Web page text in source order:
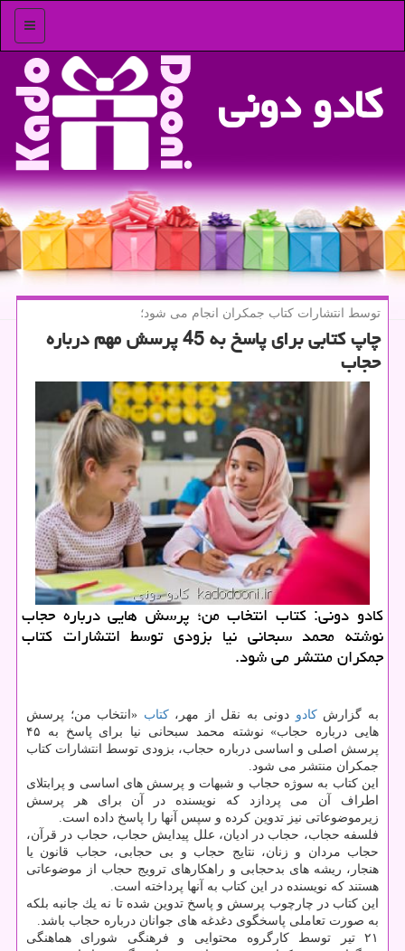
منو
كادو دونی
توسط انتشارات كتاب جمكران انجام می شود؛
چاپ كتابی برای پاسخ به 45 پرسش مهم درباره
حجاب
كادو دونی: كتاب انتخاب من؛ پرسش هایی درباره حجاب
نوشته محمد سبحانی نیا بزودی توسط انتشارات كتاب
جمكران منتشر می شود.
به گزارشكادو دونی به نقل از مهر،كتاب «انتخاب من؛ پرسش
هایی درباره حجاب» نوشته محمد سبحانی نیا برای پاسخ به ۴۵
پرسش اصلی و اساسی درباره حجاب، بزودی توسط انتشارات كتاب
جمكران منتشر می شود.
این كتاب به سوژه حجاب و شبهات و پرسش های اساسی و پرابتلای
اطراف آن می پردازد كه نویسنده در آن برای هر پرسش
زیرموضوعاتی نیز تدوین كرده و سپس آنها را پاسخ داده است.
فلسفه حجاب، حجاب در ادیان، علل پیدایش حجاب، حجاب در قرآن،
حجاب مردان و زنان، نتایج حجاب و بی حجابی، حجاب قانون یا
هنجار، ریشه های بدحجابی و راهكارهای ترویج حجاب از موضوعاتی
هستند كه نویسنده در این كتاب به آنها پرداخته است.
این كتاب در چارچوب پرسش و پاسخ تدوین شده تا نه یك جانبه بلكه
به صورت تعاملی پاسخگوی دغدغه های جوانان درباره حجاب باشد.
۲۱ تیر توسط كارگروه محتوایی و فرهنگی شورای هماهنگی